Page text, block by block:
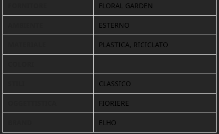
FLORAL GARDEN
ESTERNO
PLASTICA, RICICLATO
CLASSICO
FIORIERE
ELHO